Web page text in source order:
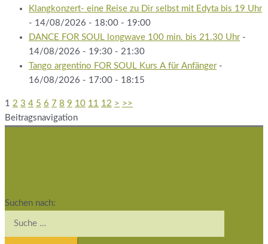
Klangkonzert- eine Reise zu Dir selbst mit Edyta bis 19 Uhr
- 14/08/2026 - 18:00 - 19:00
DANCE FOR SOUL longwave 100 min. bis 21.30 Uhr-
14/08/2026 - 19:30 - 21:30
Tango argentino FOR SOUL Kurs A für Anfänger-
16/08/2026 - 17:00 - 18:15
1 2 3 4 5 6 7 8 9 10 11 12 > >>
Beitragsnavigation
Suchen nach: